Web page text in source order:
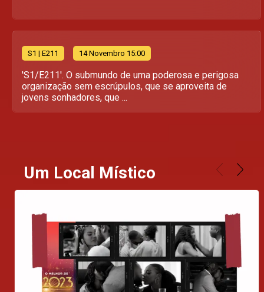
S1 | E211 14 Novembro 15:00
'S1/E211'. O submundo de uma poderosa e perigosa
organização sem escrúpulos, que se aproveita de
jovens sonhadores, que ...
Um Local Místico